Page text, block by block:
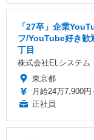
「27卒」企業
フ/YouTube好き歓
丁目
株式会社ELシステム
東京都
月給24万7,900円
正社員